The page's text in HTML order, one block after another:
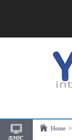
Home >